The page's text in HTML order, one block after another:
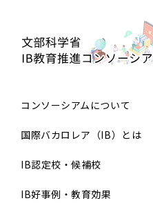
コンソーシアムについて
国際バカロレア（IB）とは
IB認定校・候補校
IB好事例・教育効果